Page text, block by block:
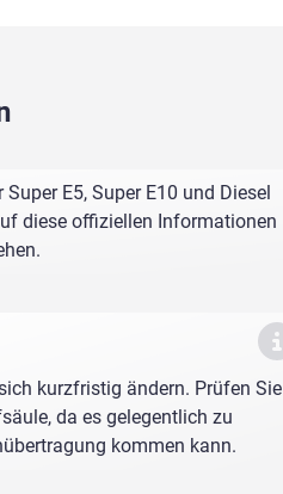
E5, Super E10 und Diesel
diese offiziellen Informationen
kurzfristig ändern. Prüfen Sie
da es gelegentlich zu
kommen kann.